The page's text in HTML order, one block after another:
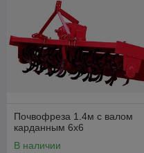
Почвофреза 1.4м с валом
карданным 6х6
В наличии